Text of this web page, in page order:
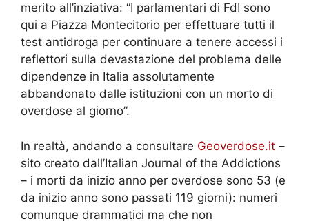
merito all’inziativa: “I parlamentari di FdI sono
qui a Piazza Montecitorio per effettuare tutti il
test antidroga per continuare a tenere accessi i
reflettori sulla devastazione del problema delle
dipendenze in Italia assolutamente
abbandonato dalle istituzioni con un morto di
overdose al giorno”.
In realtà, andando a consultare Geoverdose.it –
sito creato dall’Italian Journal of the Addictions
– i morti da inizio anno per overdose sono 53 (e
da inizio anno sono passati 119 giorni): numeri
comunque drammatici ma che non